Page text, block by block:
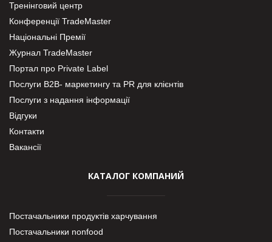
Тренінговий центр
Конференції TradeMaster
Національні Премії
Журнал TradeMaster
Портал про Private Label
Послуги В2В- маркетингу та PR для клієнтів
Послуги з надання інформації
Відгуки
Контакти
Вакансії
КАТАЛОГ КОМПАНИЙ
Постачальники продуктів харчування
Постачальники nonfood